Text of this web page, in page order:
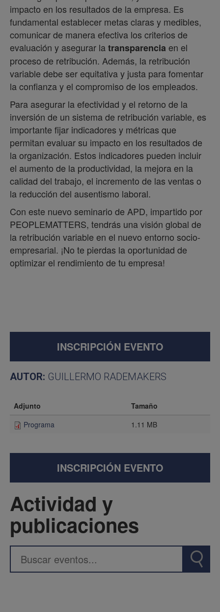
impacto en los resultados de la empresa. Es
fundamental establecer metas claras y medibles,
comunicar de manera efectiva los criterios de
evaluación y asegurar latransparencia en el
proceso de retribución. Además, la retribución
variable debe ser equitativa y justa para fomentar
la confianza y el compromiso de los empleados.
Para asegurar la efectividad y el retorno de la
inversión de un sistema de retribución variable, es
importante fijar indicadores y métricas que
permitan evaluar su impacto en los resultados de
la organización. Estos indicadores pueden incluir
el aumento de la productividad, la mejora en la
calidad del trabajo, el incremento de las ventas o
la reducción del ausentismo laboral.
Con este nuevo seminario de APD, impartido por
PEOPLEMATTERS, tendrás una visión global de
la retribución variable en el nuevo entorno socio-
empresarial. ¡No te pierdas la oportunidad de
optimizar el rendimiento de tu empresa!
INSCRIPCIÓN EVENTO
AUTOR: GUILLERMO RADEMAKERS
Adjunto
Tamaño
Programa
1.11 MB
INSCRIPCIÓN EVENTO
Actividad y
publicaciones